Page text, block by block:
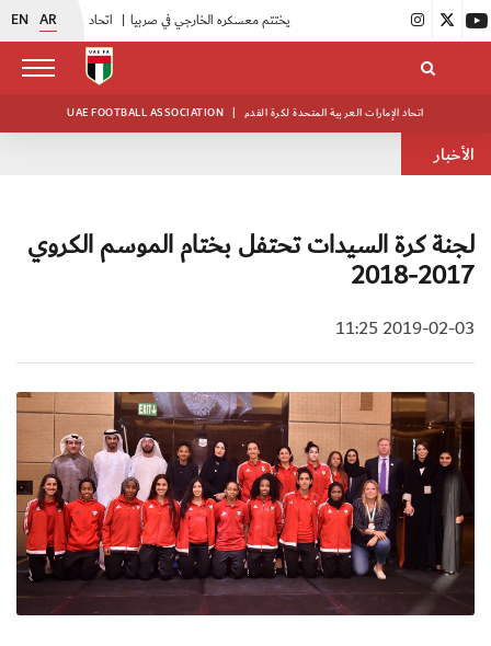
EN AR اتحاد الكرة يُنظم ورشة عمل للمراقبين المعتمدين | منتخبنا للناشئين يختتم معسكره الخارجي في صربيا |
UAE FOOTBALL ASSOCIATION | اتحاد الإمارات العربية المتحدة لكرة القدم
الأخبار
لجنة كرة السيدات تحتفل بختام الموسم الكروي
2017-2018
2019-02-03 11:25